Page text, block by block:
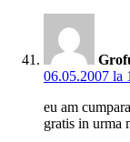
06.05.2007 la
eu am
gratis in urma